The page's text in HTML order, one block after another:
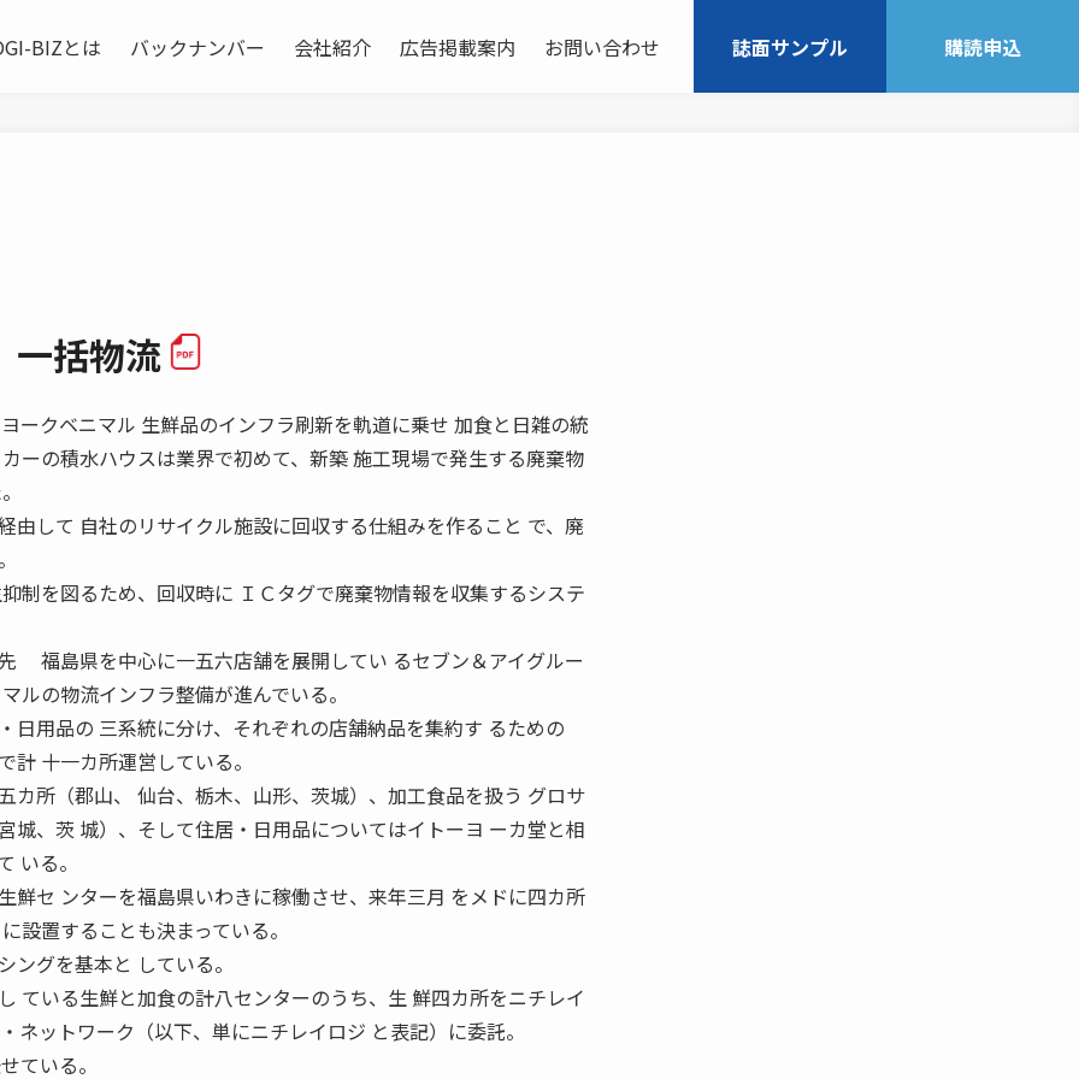
BIZとは バックナンバー 会社紹介 広告掲載案内 お問い合わせ 誌面サンプル 購読申込
括物流
クベニマル 生鮮品のインフラ刷新を軌道に乗せ 加食と日雑の統
の積水ハウスは業界で初めて、新築 施工現場で発生する廃棄物
由して 自社のリサイクル施設に回収する仕組みを作ること で、廃
制を図るため、回収時に ＩＣタグで廃棄物情報を収集するシステ
福島県を中心に一五六店舗を展開してい るセブン＆アイグルー
ルの物流インフラ整備が進んでいる。
日用品の 三系統に分け、それぞれの店舗納品を集約す るための
十一カ所運営している。
所（郡山、 仙台、栃木、山形、茨城）、加工食品を扱う グロサ
城、茨 城）、そして住居・日用品についてはイトーヨ ーカ堂と相
いる。
鮮セ ンターを福島県いわきに稼働させ、来年三月 をメドに四カ所
設置することも決まっている。
グを基本と している。
ている生鮮と加食の計八センターのうち、生 鮮四カ所をニチレイ
ネットワーク（以下、単にニチレイロジ と表記）に委託。
ている。